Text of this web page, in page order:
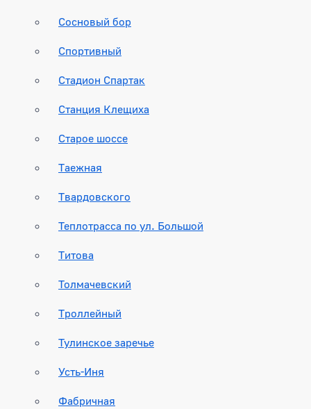
Сосновый бор
Спортивный
Стадион Спартак
Станция Клещиха
Старое шоссе
Таежная
Твардовского
Теплотрасса по ул. Большой
Титова
Толмачевский
Троллейный
Тулинское заречье
Усть-Иня
Фабричная